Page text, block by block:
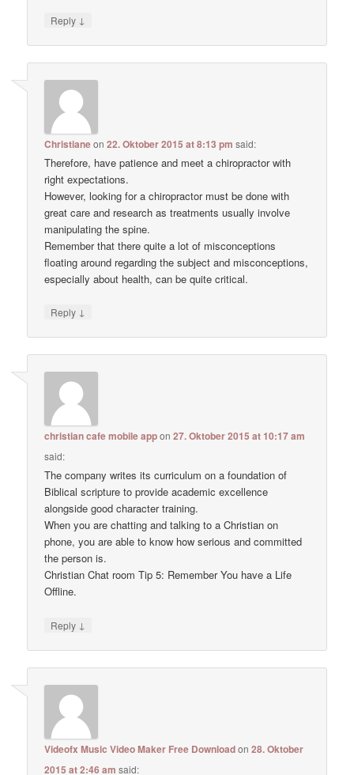
Reply ↓
Christianeon22. Oktober 2015 at 8:13 pm said:
Therefore, have patience and meet a chiropractor with
right expectations.
However, looking for a chiropractor must be done with
great care and research as treatments usually involve
manipulating the spine.
Remember that there quite a lot of misconceptions
floating around regarding the subject and misconceptions,
especially about health, can be quite critical.
Reply ↓
christian cafe mobile appon27. Oktober 2015 at 10:17 am
said:
The company writes its curriculum on a foundation of
Biblical scripture to provide academic excellence
alongside good character training.
When you are chatting and talking to a Christian on
phone, you are able to know how serious and committed
the person is.
Christian Chat room Tip 5: Remember You have a Life
Offline.
Reply ↓
Videofx Music Video Maker Free Downloadon28. Oktober
2015 at 2:46 am said: